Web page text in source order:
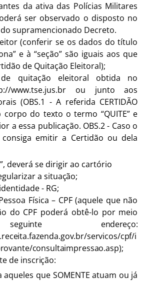
da ativa das Polícias Militares
ser observado o disposto no
do supramencionado Decreto.
(conferir se os dados do título
e à “seção” são iguais aos que
de Quitação Eleitoral);
de quitação eleitoral obtida no
www.tse.jus.br ou junto aos
(OBS.1 - A referida CERTIDÃO
do texto o termo “QUITE” e
a essa publicação. OBS.2 - Caso o
emitir a Certidão ou dela
deverá se dirigir ao cartório
asituação;
- RG;
Física– CPF (aquele que não
do CPF poderá obtê-lo por meio
seguinte
endereço:
servicos/cpf/i
consultaimpressao.asp);
de inscrição:
que SOMENTE atuam ou já